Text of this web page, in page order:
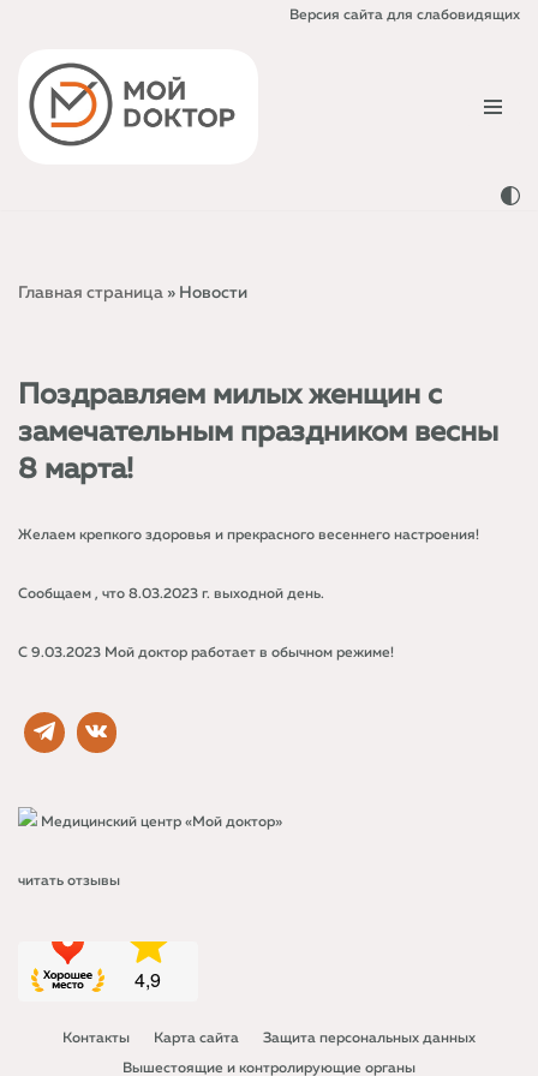
Перейти
содержимому
Версия сайта для слабовидящих
Главная страница » Новости
Поздравляем милых женщин с
замечательным праздником весны
8 марта!
Желаем крепкого здоровья и прекрасного весеннего настроения!
Сообщаем , что 8.03.2023 г. выходной день.
С 9.03.2023 Мой доктор работает в обычном режиме!
Медицинский центр «Мой доктор»
читать отзывы
Контакты Карта сайта Защита персональных данных
Вышестоящие и контролирующие органы